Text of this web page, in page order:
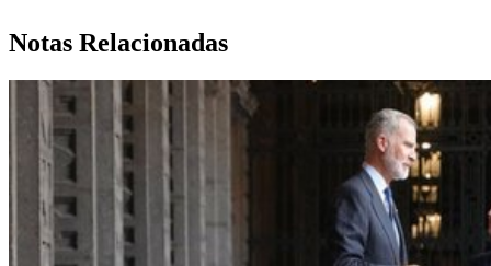
Notas Relacionadas